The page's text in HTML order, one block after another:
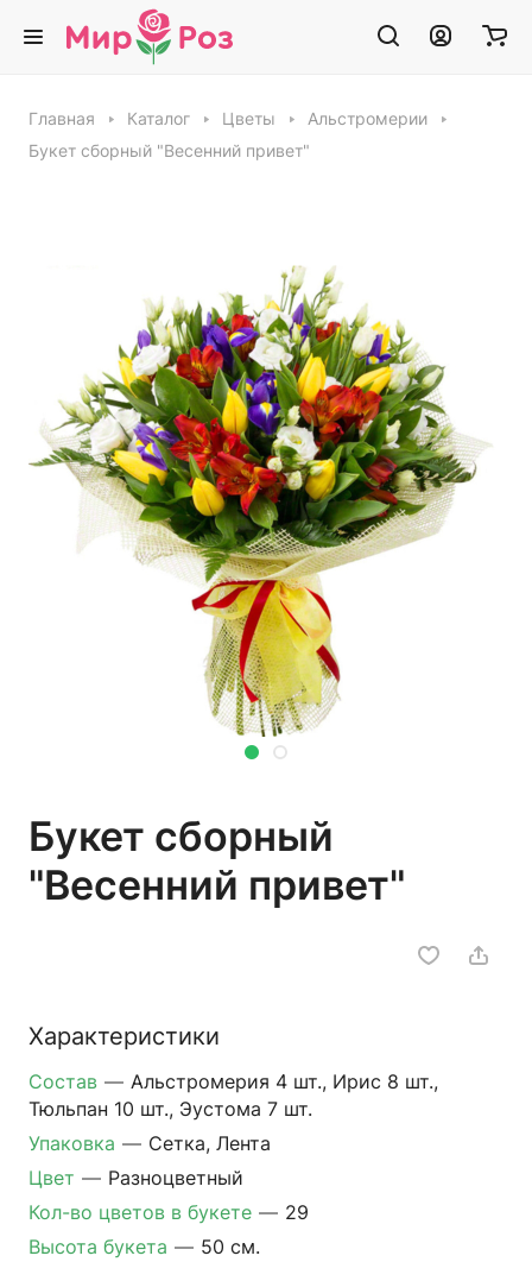
Главная Каталог Цветы
Альстромерии
Букет сборный "Весенний привет"
Букет сборный
"Весенний привет"
Характеристики
Состав — Альстромерия 4 шт., Ирис 8 шт.,
Тюльпан 10 шт., Эустома 7 шт.
Упаковка — Сетка, Лента
Цвет — Разноцветный
Кол-во цветов в букете — 29
Высота букета — 50 см.